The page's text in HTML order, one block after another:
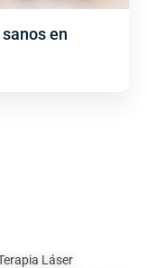
en
Láser